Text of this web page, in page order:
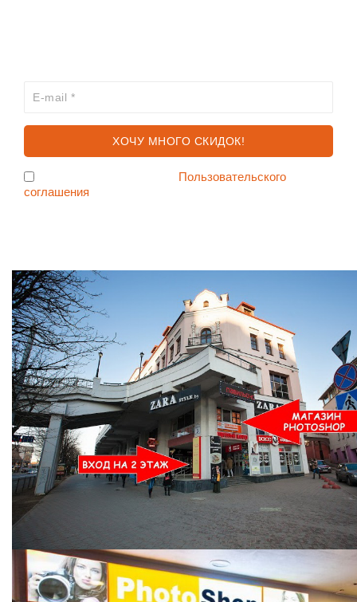
Пользовательского
соглашения